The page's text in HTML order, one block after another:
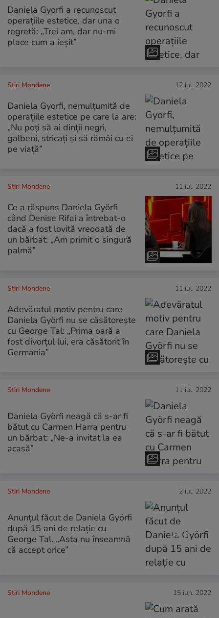
Daniela Gyorfi a recunoscut
operațiile estetice, dar una o
regretă: „Trei am, dar nu-mi
place cum a ieșit”
Stiri Mondene 12 iul. 2022
Daniela Gyorfi, nemulțumită de
operațiile estetice pe care la are:
„Nu poți să ai dinții negri,
galbeni, stricați și să rămâi cu ei
pe viață”
Stiri Mondene 11 iul. 2022
Ce a răspuns Daniela Györfi
când Denise Rifai a întrebat-o
dacă a fost lovită vreodată de
un bărbat: „Am primit o singură
palmă”
Stiri Mondene 11 iul. 2022
Adevăratul motiv pentru care
Daniela Györfi nu se căsătorește
cu George Tal: „Prima oară a
fost divorțul lui, era căsătorit în
Germania”
Stiri Mondene 11 iul. 2022
Daniela Györfi neagă că s-ar fi
bătut cu Carmen Harra pentru
un bărbat: „Ne-a invitat la ea
acasă”
Stiri Mondene 2 iul. 2022
Anunțul făcut de Daniela Györfi
după 15 ani de relație cu
George Tal. „Asta nu înseamnă
că accept orice”
Stiri Mondene 15 iun. 2022